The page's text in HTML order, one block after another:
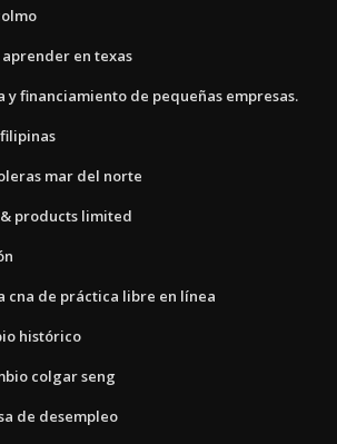
en texas
y financiamiento de pequeñas empresas.
mar del norte
products limited
cna de práctica libre en línea
histórico
colgar seng
de desempleo